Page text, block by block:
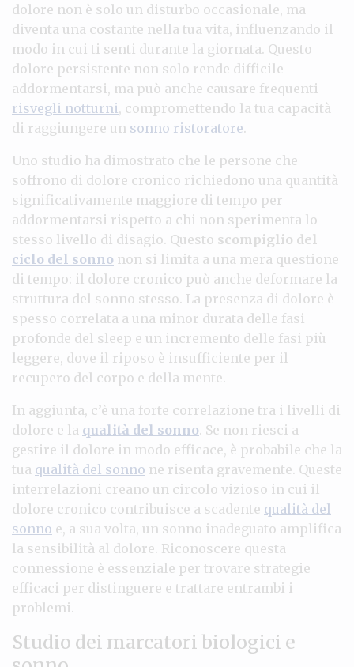
dolore non è solo un disturbo occasionale, ma
diventa una costante nella tua vita, influenzando il
modo in cui ti senti durante la giornata. Questo
dolore persistente non solo rende difficile
addormentarsi, ma può anche causare frequenti
risvegli notturni, compromettendo la tua capacità
di raggiungere un sonno ristoratore.
Uno studio ha dimostrato che le persone che
soffrono di dolore cronico richiedono una quantità
significativamente maggiore di tempo per
addormentarsi rispetto a chi non sperimenta lo
stesso livello di disagio. Questo scompiglio del
ciclo del sonno non si limita a una mera questione
di tempo: il dolore cronico può anche deformare la
struttura del sonno stesso. La presenza di dolore è
spesso correlata a una minor durata delle fasi
profonde del sleep e un incremento delle fasi più
leggere, dove il riposo è insufficiente per il
recupero del corpo e della mente.
In aggiunta, c’è una forte correlazione tra i livelli di
dolore e la qualità del sonno. Se non riesci a
gestire il dolore in modo efficace, è probabile che la
tua qualità del sonno ne risenta gravemente. Queste
interrelazioni creano un circolo vizioso in cui il
dolore cronico contribuisce a scadente qualità del
sonno e, a sua volta, un sonno inadeguato amplifica
la sensibilità al dolore. Riconoscere questa
connessione è essenziale per trovare strategie
efficaci per distinguere e trattare entrambi i
problemi.
Studio dei marcatori biologici e